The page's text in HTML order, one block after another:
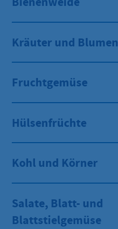
Kräuter und Blumen
Fruchtgemüse
Hülsenfrüchte
Kohl und Körner
Salate, Blatt- und
Blattstielgemüse